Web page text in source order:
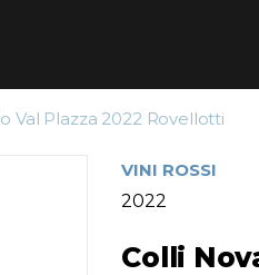
Val Plazza 2022 Rovellotti
VINI ROSSI
2022
Colli